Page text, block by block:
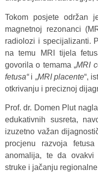
Tokom posjete održan
magnetnoj rezonanci
radiolozi i specijalizanti.
na temu MRI tijela
govorila o temama „MRI
fetusa“i „MRI placente“,
otkrivanju i preciznoj
Prof. dr. Domen Plut
edukativnih susreta,
izuzetno važan
procjenu razvoja
anomalija, te da ovakvi
struke i jačanju